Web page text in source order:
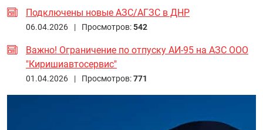
Подключены новые АЗС/АГЗС в ДНР
06.04.2026 | Просмотров:542
Важно! Ограничение по отпуску АИ-95 на АЗС ООО
"Киришиавтосервис"
01.04.2026 | Просмотров:771